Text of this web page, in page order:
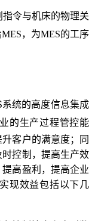
令与机床的物理关
MES，为MES的工序
系统的高度信息集成
的生产过程管控能
客户的满意度；同
控制，提高生产效
高盈利，提高企业
现效益包括以下几